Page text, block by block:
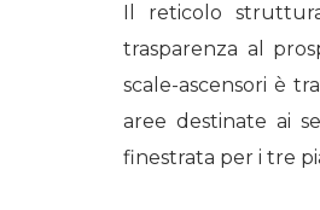
Il reticolo
trasparenza al
scale-ascensori è
aree destinate ai
finestrata per i tre